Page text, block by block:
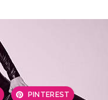
PINTEREST